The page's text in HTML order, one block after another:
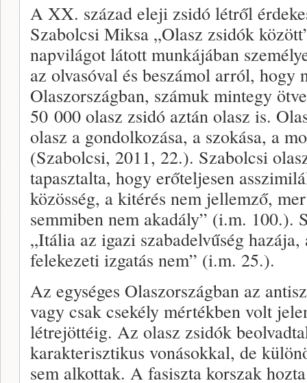
A XX. század eleji zsidó létről
Szabolcsi Miksa „Olasz zsidók
napvilágot látott munkájában
az olvasóval és beszámol arról, hogy
Olaszországban, számuk mintegy
50 000 olasz zsidó aztán olasz is.
olasz a gondolkozása, a szokása, a
(Szabolcsi, 2011, 22.). Szabolcsi
tapasztalta, hogy erőteljesen
közösség, a kitérés nem jellemző,
semmiben nem akadály” (i.m. 100.).
„Itália az igazi szabadelvűség
felekezeti izgatás nem” (i.m. 25.).
Az egységes Olaszországban az
vagy csak csekély mértékben volt
létrejöttéig. Az olasz zsidók
karakterisztikus vonásokkal, de
sem alkottak. A fasiszta korszak